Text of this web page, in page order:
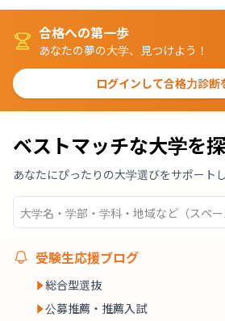
合格への第一歩
あなたの夢の大学、見つけよう！
ログインして合格力診断
ベストマッチな大学を
あなたにぴったりの大学選びをサポート
受験生応援ブログ
総合型選抜
公募推薦・推薦入試